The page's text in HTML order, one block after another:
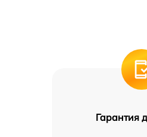
Гарантия